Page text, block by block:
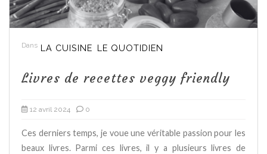
Dans LA CUISINE LE QUOTIDIEN
Livres de recettes veggy friendly
12 avril 2024 0
Ces derniers temps, je voue une véritable passion pour les
beaux livres. Parmi ces livres, il y a plusieurs livres de